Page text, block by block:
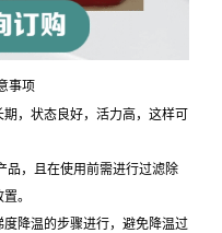
事项
，状态良好，活力高，这样可
品，且在使用前需进行过滤除
。
降温的步骤进行，避免降温过